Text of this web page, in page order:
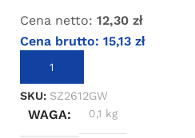
Cena netto: 12,30 zł
Cena brutto: 15,13 zł
DODAJ DO KOSZYKA
SKU: SZ2612GW
WAGA 0,1 kg